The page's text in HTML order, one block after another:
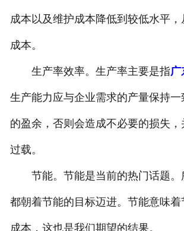
成本以及维护成本降低到较低水平，
成本。
生产率效率。生产率主要是指广
生产能力应与企业需求的产量保持一
的盈余，否则会造成不必要的损失
过载。
节能。节能是当前的热门话题。
都朝着节能的目标迈进。节能意味
成本，这也是我们期望的结果。